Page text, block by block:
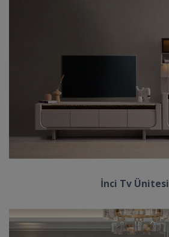
İnci Tv Ünitesi